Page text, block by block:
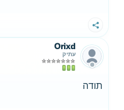
שתף
Orixd
עתיק
תודה